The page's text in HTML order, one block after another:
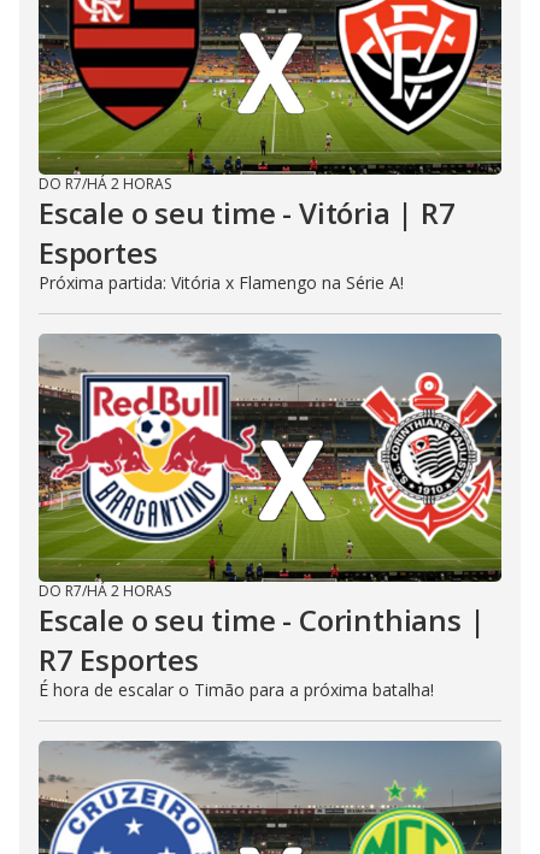
DO R7/HÁ 2 HORAS
Escale o seu time - Vitória | R7
Esportes
Próxima partida: Vitória x Flamengo na Série A!
DO R7/HÁ 2 HORAS
Escale o seu time - Corinthians |
R7 Esportes
É hora de escalar o Timão para a próxima batalha!